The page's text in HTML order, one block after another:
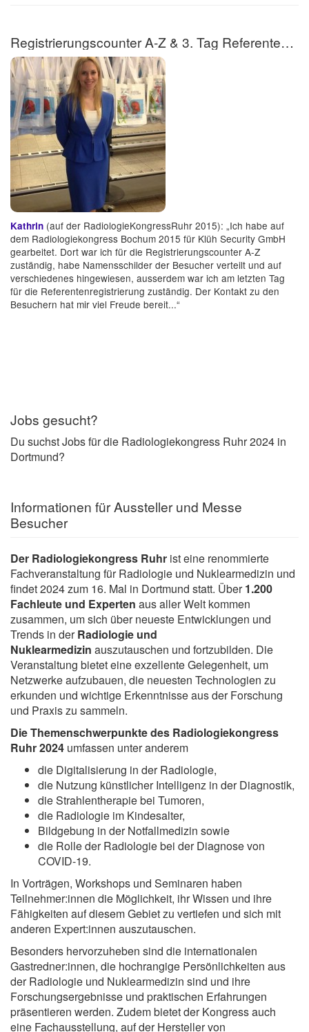
Registrierungscounter A-Z & 3. Tag Referentenregistrierung
Kathrin (auf der RadiologieKongressRuhr 2015): „Ich habe auf
dem Radiologiekongress Bochum 2015 für Klüh Security GmbH
gearbeitet. Dort war ich für die Registrierungscounter A-Z
zuständig, habe Namensschilder der Besucher verteilt und auf
verschiedenes hingewiesen, ausserdem war ich am letzten Tag
für die Referentenregistrierung zuständig. Der Kontakt zu den
Besuchern hat mir viel Freude bereit...“
Jobs gesucht?
Du suchst Jobs für die Radiologiekongress Ruhr 2024 in
Dortmund?
Informationen für Aussteller und Messe
Besucher
Der Radiologiekongress Ruhr ist eine renommierte
Fachveranstaltung für Radiologie und Nuklearmedizin und
findet 2024 zum 16. Mal in Dortmund statt. Über1.200
Fachleute und Experten aus aller Welt kommen
zusammen, um sich über neueste Entwicklungen und
Trends in derRadiologie und
Nuklearmedizin auszutauschen und fortzubilden. Die
Veranstaltung bietet eine exzellente Gelegenheit, um
Netzwerke aufzubauen, die neuesten Technologien zu
erkunden und wichtige Erkenntnisse aus der Forschung
und Praxis zu sammeln.
Die Themenschwerpunkte des Radiologiekongress
Ruhr 2024 umfassen unter anderem
die Digitalisierung in der Radiologie,
die Nutzung künstlicher Intelligenz in der Diagnostik,
die Strahlentherapie bei Tumoren,
die Radiologie im Kindesalter,
Bildgebung in der Notfallmedizin sowie
die Rolle der Radiologie bei der Diagnose von
COVID-19.
In Vorträgen, Workshops und Seminaren haben
Teilnehmer:innen die Möglichkeit, ihr Wissen und ihre
Fähigkeiten auf diesem Gebiet zu vertiefen und sich mit
anderen Expert:innen auszutauschen.
Besonders hervorzuheben sind die internationalen
Gastredner:innen, die hochrangige Persönlichkeiten aus
der Radiologie und Nuklearmedizin sind und ihre
Forschungsergebnisse und praktischen Erfahrungen
präsentieren werden. Zudem bietet der Kongress auch
eine Fachausstellung, auf der Hersteller von